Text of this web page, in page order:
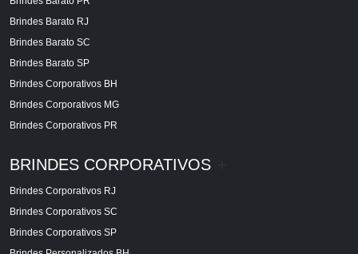
Brindes Barato RJ
Brindes Barato SC
Brindes Barato SP
Brindes Corporativos BH
Brindes Corporativos MG
Brindes Corporativos PR
BRINDES CORPORATIVOS
Brindes Corporativos RJ
Brindes Corporativos SC
Brindes Corporativos SP